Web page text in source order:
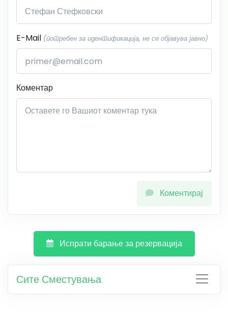
E-Mail (потребен за идентификација, не се објавува јавно)
Коментар
Коментирај
Испрати барање за резервација
Сите Сместувања